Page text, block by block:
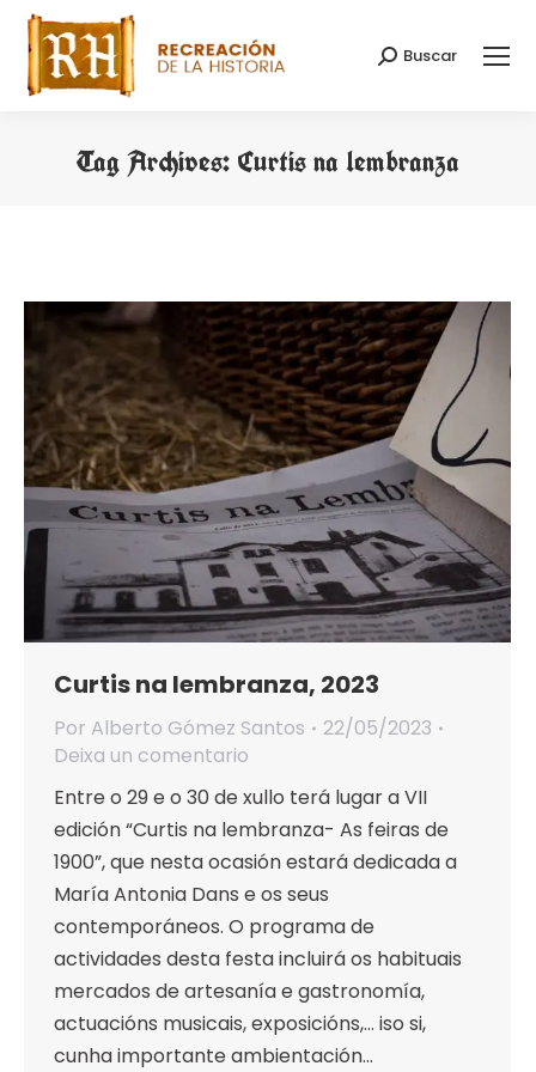
Search:
Buscar
Tag Archives: Curtis na lembranza
Curtis na lembranza, 2023
Por Alberto Gómez Santos
22/05/2023
Deixa un comentario
Entre o 29 e o 30 de xullo terá lugar a VII
edición “Curtis na lembranza- As feiras de
1900”, que nesta ocasión estará dedicada a
María Antonia Dans e os seus
contemporáneos. O programa de
actividades desta festa incluirá os habituais
mercados de artesanía e gastronomía,
actuacións musicais, exposicións,… iso si,
cunha importante ambientación…